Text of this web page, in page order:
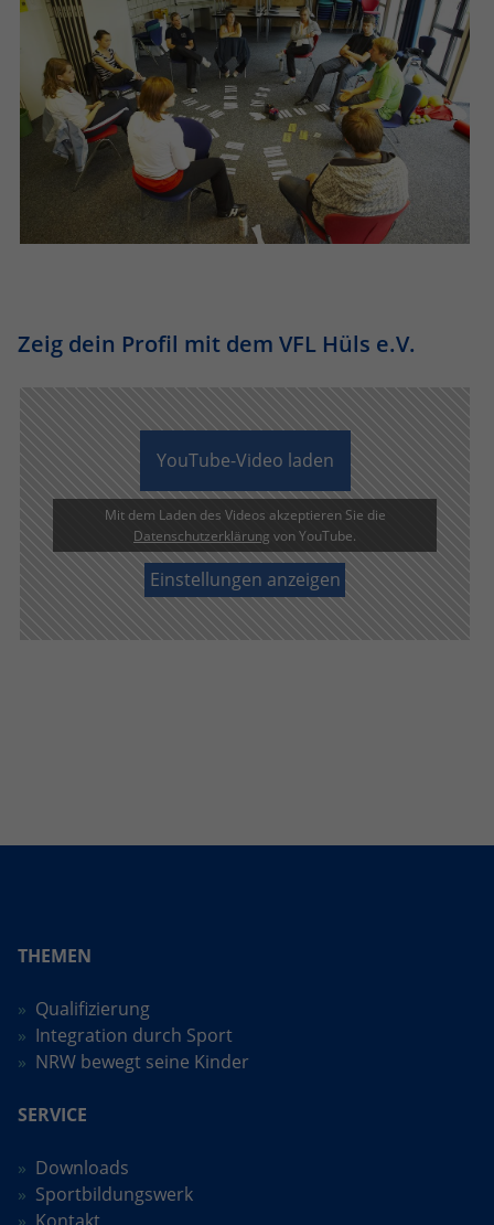
Zeig dein Profil mit dem VFL Hüls e.V.
YouTube-Video laden
Mit dem Laden des Videos akzeptieren Sie die
Datenschutzerklärung von YouTube.
Einstellungen anzeigen
THEMEN
Qualifizierung
Integration durch Sport
NRW bewegt seine Kinder
SERVICE
Downloads
Sportbildungswerk
Anbieter Google LLC
Laufzeit 2 Jahre
Zweck
Wird verwendet, um den Sitzungsstatus
zu erhalten.